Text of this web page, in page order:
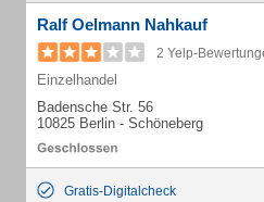
Ralf Oelmann Nahkauf
2 Yelp-
Einzelhandel
Badensche Str. 56
10825 Berlin - Schöneberg
Gratis-Digitalcheck